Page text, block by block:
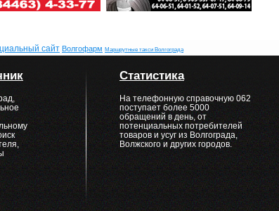
сайт Волгофарм Маршрутные такси Волгограда
Статистика
На телефонную справочную 062
поступает более 5000
обращений в день, от
потенциальных потребителей
товаров и усуг из Волгограда,
Волжского и других городов.